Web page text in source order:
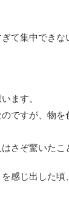
て集中できな
ます。
ですが、物を
さぞ驚いたこ
感じ出した頃、